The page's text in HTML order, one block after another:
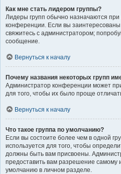
Как мне стать лидером группы?
Лидеры групп обычно назначаются
конференции. Если вы заинтересованы
свяжитесь с администратором;
сообщение.
Вернуться к началу
Почему названия некоторых групп
Администратор конференции может
для того, чтобы их было проще отличать
Вернуться к началу
Что такое группа по умолчанию?
Если вы состоите более чем в одной
используется для того, чтобы
должны быть вам присвоены.
предоставить вам разрешение самому
умолчанию в личном разделе.